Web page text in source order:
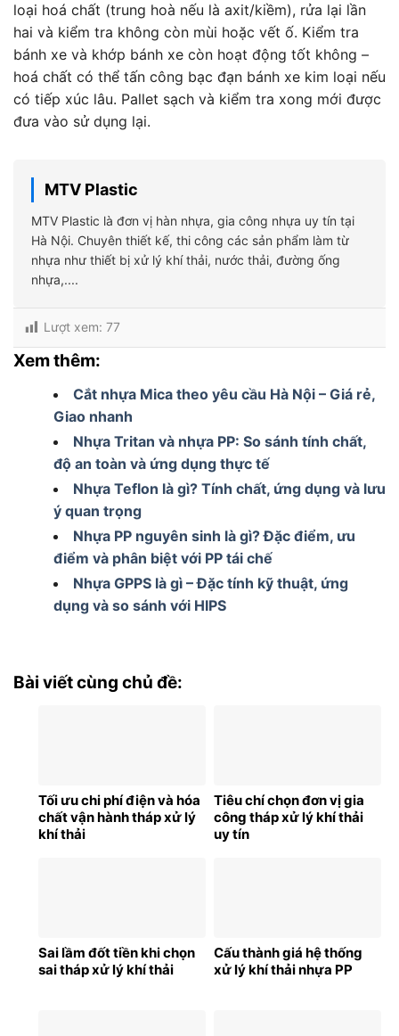
loại hoá chất (trung hoà nếu là axit/kiềm), rửa lại lần
hai và kiểm tra không còn mùi hoặc vết ố. Kiểm tra
bánh xe và khớp bánh xe còn hoạt động tốt không –
hoá chất có thể tấn công bạc đạn bánh xe kim loại nếu
có tiếp xúc lâu. Pallet sạch và kiểm tra xong mới được
đưa vào sử dụng lại.
MTV Plastic
MTV Plastic là đơn vị hàn nhựa, gia công nhựa uy tín tại
Hà Nội. Chuyên thiết kế, thi công các sản phẩm làm từ
nhựa như thiết bị xử lý khí thải, nước thải, đường ống
nhựa,....
Lượt xem: 77
Xem thêm:
Cắt nhựa Mica theo yêu cầu Hà Nội – Giá rẻ,
Giao nhanh
Nhựa Tritan và nhựa PP: So sánh tính chất,
độ an toàn và ứng dụng thực tế
Nhựa Teflon là gì? Tính chất, ứng dụng và lưu
ý quan trọng
Nhựa PP nguyên sinh là gì? Đặc điểm, ưu
điểm và phân biệt với PP tái chế
Nhựa GPPS là gì – Đặc tính kỹ thuật, ứng
dụng và so sánh với HIPS
Bài viết cùng chủ đề:
Tối ưu chi phí điện và hóa
chất vận hành tháp xử lý
khí thải
Tiêu chí chọn đơn vị gia
công tháp xử lý khí thải
uy tín
Sai lầm đốt tiền khi chọn
sai tháp xử lý khí thải
Cấu thành giá hệ thống
xử lý khí thải nhựa PP